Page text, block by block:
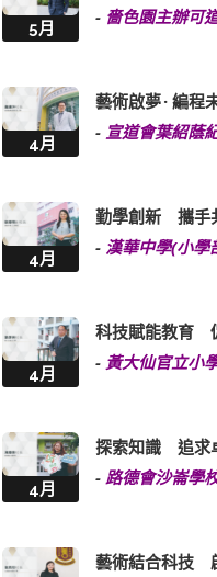
5月
- 嗇色園主辦可
4月
藝術啟夢 · 編
- 宣道會葉紹蔭
4月
勤學創新 攜手
- 漢華中學(小學
4月
科技賦能教育
- 黃大仙官立小
4月
探索知識 追求
- 路德會沙崙學
藝術結合科技